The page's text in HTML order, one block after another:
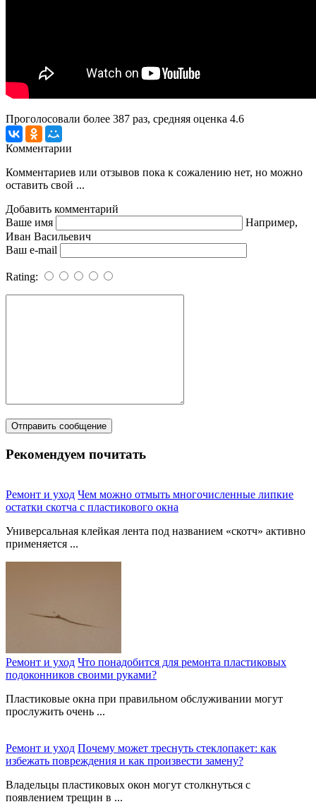
Проголосовали более 387 раз, средняя оценка 4.6
Комментарии
Комментариев или отзывов пока к сожалению нет, но можно
оставить свой ...
Добавить комментарий
Ваше имя
Например,
Иван Васильевич
Ваш e-mail
Rating:
Рекомендуем почитать
Ремонт и уход Чем можно отмыть многочисленные липкие
остатки скотча с пластикового окна
Универсальная клейкая лента под названием «скотч» активно
применяется ...
Ремонт и уход Что понадобится для ремонта пластиковых
подоконников своими руками?
Пластиковые окна при правильном обслуживании могут
прослужить очень ...
Ремонт и уход Почему может треснуть стеклопакет: как
избежать повреждения и как произвести замену?
Владельцы пластиковых окон могут столкнуться с
появлением трещин в ...